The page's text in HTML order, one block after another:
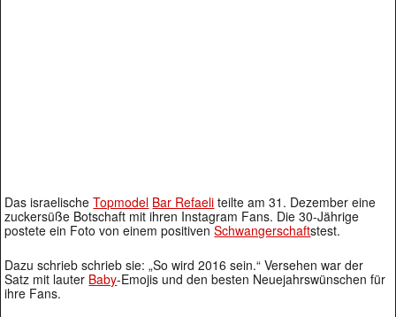
Das israelischeTopmodel Bar Refaeli teilte am 31. Dezember eine
zuckersüße Botschaft mit ihren Instagram Fans. Die 30-Jährige
postete ein Foto von einem positivenSchwangerschaftstest.
Dazu schrieb schrieb sie: „So wird 2016 sein.“ Versehen war der
Satz mit lauter Baby-Emojis und den besten Neuejahrswünschen für
ihre Fans.